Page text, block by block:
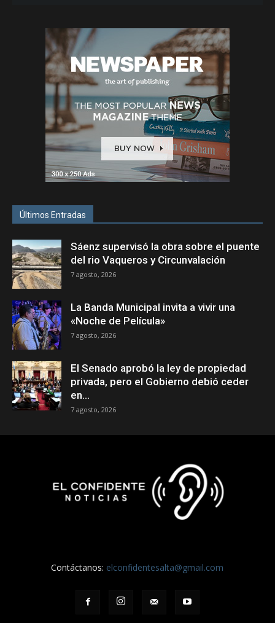
Últimos Entradas
Sáenz supervisó la obra sobre el puente
del rio Vaqueros y Circunvalación
7 agosto, 2026
La Banda Municipal invita a vivir una
«Noche de Película»
7 agosto, 2026
El Senado aprobó la ley de propiedad
privada, pero el Gobierno debió ceder
en...
7 agosto, 2026
Contáctanos: elconfidentesalta@gmail.com